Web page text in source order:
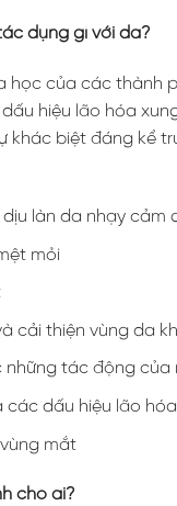
dụng gì với da?
học của các thành
hiệu lão hóa
khác biệt đáng kể
dịu làn da nhạy cảm
mỏi
cải thiện vùng da
những tác động của
các dấu hiệu lão hóa
mắt
cho ai?